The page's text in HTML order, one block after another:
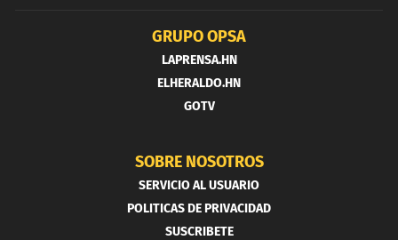
GRUPO OPSA
LAPRENSA.HN
ELHERALDO.HN
GOTV
SOBRE NOSOTROS
SERVICIO AL USUARIO
POLITICAS DE PRIVACIDAD
SUSCRIBETE